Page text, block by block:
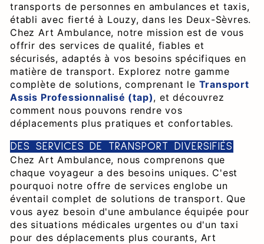
transports de personnes en ambulances et taxis,
établi avec fierté à Louzy, dans les Deux-Sèvres.
Chez Art Ambulance, notre mission est de vous
offrir des services de qualité, fiables et
sécurisés, adaptés à vos besoins spécifiques en
matière de transport. Explorez notre gamme
complète de solutions, comprenant le Transport
Assis Professionnalisé (tap), et découvrez
comment nous pouvons rendre vos
déplacements plus pratiques et confortables.
DES SERVICES DE TRANSPORT DIVERSIFIÉS
Chez Art Ambulance, nous comprenons que
chaque voyageur a des besoins uniques. C'est
pourquoi notre offre de services englobe un
éventail complet de solutions de transport. Que
vous ayez besoin d'une ambulance équipée pour
des situations médicales urgentes ou d'un taxi
pour des déplacements plus courants, Art